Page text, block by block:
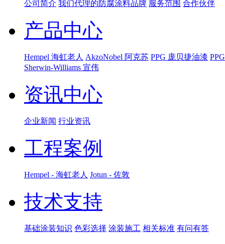
公司简介 我们代理的防腐涂料品牌 服务范围 合作伙伴
产品中心
Hempel 海虹老人 AkzoNobel 阿克苏 PPG 庞贝捷油漆
Sherwin-Williams 宣伟
资讯中心
企业新闻 行业资讯
工程案例
Hempel - 海虹老人 Jotun - 佐敦
技术支持
基础涂装知识 色彩选择 涂装施工 相关标准 有问有答